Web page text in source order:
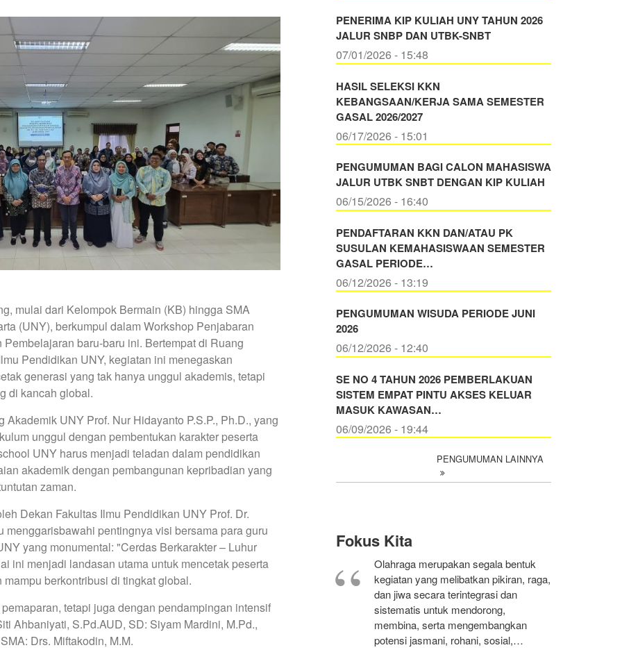
mulai dari Kelompok Bermain (KB) hingga SMA
(UNY), berkumpul dalam Workshop Penjabaran
baru-baru ini. Bertempat di Ruang
Pendidikan UNY, kegiatan ini menegaskan
generasi yang tak hanya unggul akademis, tetapi
di kancah global.
UNY Prof. Nur Hidayanto P.S.P., Ph.D., yang
unggul dengan pembentukan karakter peserta
UNY harus menjadi teladan dalam pendidikan
akademik dengan pembangunan kepribadian yang
zaman.
Dekan Fakultas Ilmu Pendidikan UNY Prof. Dr.
menggarisbawahi pentingnya visi bersama para guru
yang monumental: "Cerdas Berkarakter – Luhur
ini menjadi landasan utama untuk mencetak peserta
berkontribusi di tingkat global.
tetapi juga dengan pendampingan intensif
Ahbaniyati, S.Pd.AUD, SD: Siyam Mardini, M.Pd.,
Drs. Miftakodin, M.M.
PENERIMA KIP KULIAH UNY TAHUN 2026
JALUR SNBP DAN UTBK-SNBT
07/01/2026 - 15:48
HASIL SELEKSI KKN
KEBANGSAAN/KERJA SAMA SEMESTER
GASAL 2026/2027
06/17/2026 - 15:01
PENGUMUMAN BAGI CALON MAHASISWA
JALUR UTBK SNBT DENGAN KIP KULIAH
06/15/2026 - 16:40
PENDAFTARAN KKN DAN/ATAU PK
SUSULAN KEMAHASISWAAN SEMESTER
GASAL PERIODE…
06/12/2026 - 13:19
PENGUMUMAN WISUDA PERIODE JUNI
2026
06/12/2026 - 12:40
SE NO 4 TAHUN 2026 PEMBERLAKUAN
SISTEM EMPAT PINTU AKSES KELUAR
MASUK KAWASAN…
06/09/2026 - 19:44
PENGUMUMAN LAINNYA
Fokus Kita
Olahraga merupakan segala bentuk
kegiatan yang melibatkan pikiran, raga,
dan jiwa secara terintegrasi dan
sistematis untuk mendorong,
membina, serta mengembangkan
potensi jasmani, rohani, sosial,…